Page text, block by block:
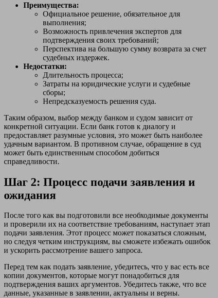
Преимущества:
Официальное решение, обязательное для
выполнения;
Возможность привлечения экспертов для
подтверждения своих требований;
Перспектива на большую сумму возврата за счет
судебных издержек.
Недостатки:
Длительность процесса;
Затраты на юридические услуги и судебные
сборы;
Непредсказуемость решения суда.
Таким образом, выбор между банком и судом зависит от
конкретной ситуации. Если банк готов к диалогу и
предоставляет разумные условия, это может быть наиболее
удачным вариантом. В противном случае, обращение в суд
может быть единственным способом добиться
справедливости.
Шаг 2: Процесс подачи заявления и
ожидания
После того как вы подготовили все необходимые документы
и проверили их на соответствие требованиям, наступает этап
подачи заявления. Этот процесс может показаться сложным,
но следуя четким инструкциям, вы сможете избежать ошибок
и ускорить рассмотрение вашего запроса.
Перед тем как подать заявление, убедитесь, что у вас есть все
копии документов, которые могут понадобиться для
подтверждения ваших аргументов. Убедитесь также, что все
данные, указанные в заявлении, актуальны и верны.